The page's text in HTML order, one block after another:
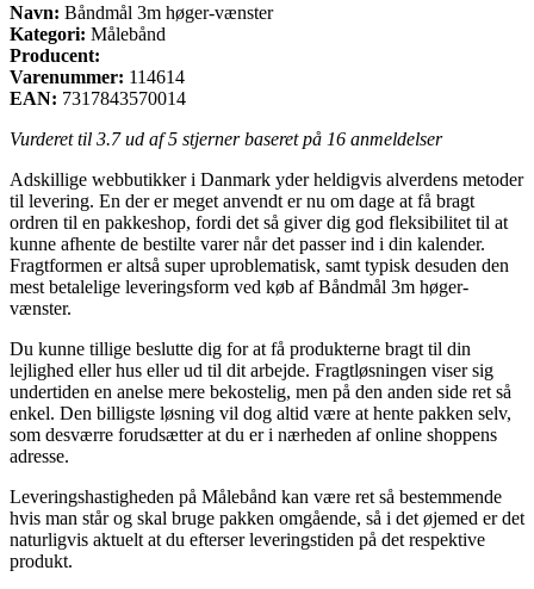
Navn: Båndmål 3m høger-vænster
Kategori: Målebånd
Producent:
Varenummer: 114614
EAN: 7317843570014
Vurderet til 3.7ud af 5 stjerner baseret på 16 anmeldelser
Adskillige webbutikker i Danmark yder heldigvis alverdens metoder
til levering. En der er meget anvendt er nu om dage at få bragt
ordren til en pakkeshop, fordi det så giver dig god fleksibilitet til at
kunne afhente de bestilte varer når det passer ind i din kalender.
Fragtformen er altså super uproblematisk, samt typisk desuden den
mest betalelige leveringsform ved køb af Båndmål 3m høger-
vænster.
Du kunne tillige beslutte dig for at få produkterne bragt til din
lejlighed eller hus eller ud til dit arbejde. Fragtløsningen viser sig
undertiden en anelse mere bekostelig, men på den anden side ret så
enkel. Den billigste løsning vil dog altid være at hente pakken selv,
som desværre forudsætter at du er i nærheden af online shoppens
adresse.
Leveringshastigheden på Målebånd kan være ret så bestemmende
hvis man står og skal bruge pakken omgående, så i det øjemed er det
naturligvis aktuelt at du efterser leveringstiden på det respektive
produkt.